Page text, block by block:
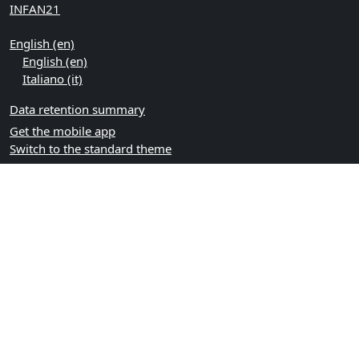
INFAN21
English ‎(en)‎
English ‎(en)‎
Italiano ‎(it)‎
Data retention summary
Get the mobile app
Switch to the standard theme